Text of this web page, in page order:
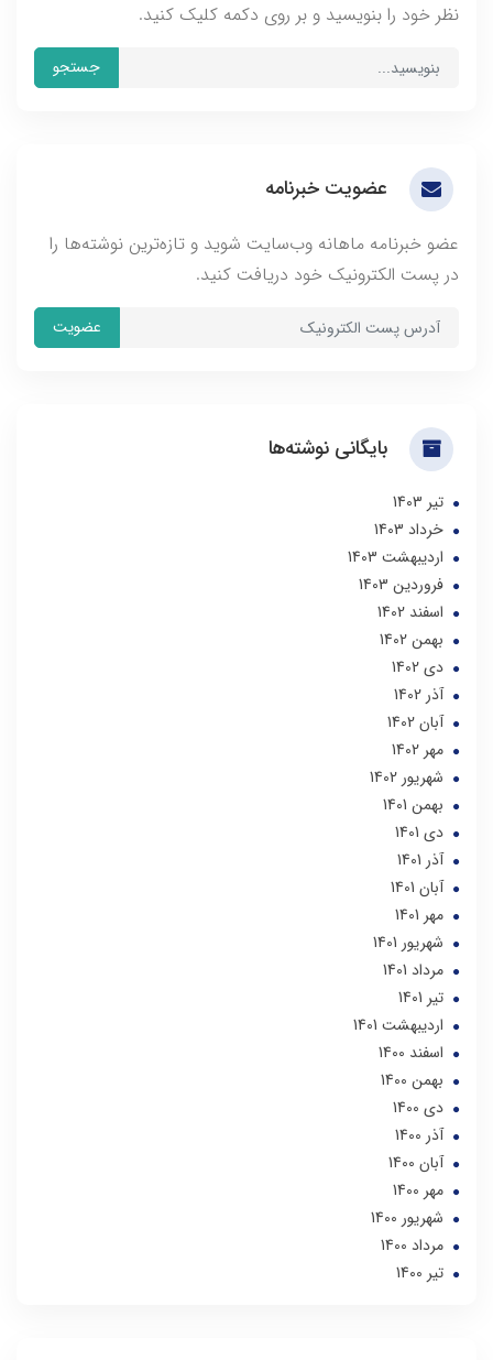
نظر خود را بنویسید و بر روی دکمه کلیک کنید.
جستجو
عضویت خبرنامه
عضو خبرنامه ماهانه وب‌سایت شوید و تازه‌ترین نوشته‌ها را
در پست الکترونیک خود دریافت کنید.
عضویت
بایگانی نوشته‌ها
تير 1403
خرداد 1403
ارديبهشت 1403
فروردین 1403
اسفند 1402
بهمن 1402
دی 1402
آذر 1402
آبان 1402
مهر 1402
شهریور 1402
بهمن 1401
دی 1401
آذر 1401
آبان 1401
مهر 1401
شهریور 1401
مرداد 1401
تير 1401
ارديبهشت 1401
اسفند 1400
بهمن 1400
دی 1400
آذر 1400
آبان 1400
مهر 1400
شهریور 1400
مرداد 1400
تير 1400